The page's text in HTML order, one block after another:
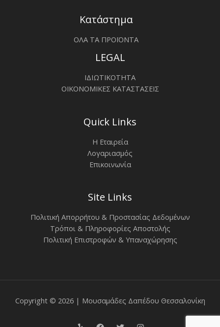
Κατάστημα
ΟΛΑ ΤΑ ΠΡΟΪΟΝΤΑ
LEGAL
ΙΔΙΩΤΙΚΟΤΗΤΑ
ΟΙΚΟΝΟΜΙΚΕΣ ΚΑΤΑΣΤΑΣΕΙΣ
Quick Links
Η Εταιρεία
Λογαριασμός
Επικοινωνία
Site Links
Πολιτική Απορρήτου & Προστασίας Δεδομένων
Τρόποι & Πληροφορίες Αποστολής
Πολιτική Επιστροφών & Υπαναχώρησης
Copyright © 2026 | Μουσαμάδες Δαπέδου Θεσσαλονίκη